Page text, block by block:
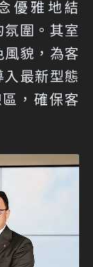
優雅地結
圍。其室
貌，為客
最新型態
，確保客